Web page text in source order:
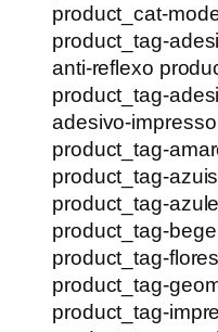
product_cat-
product_tag-
anti-reflexo
product_tag-
adesivo-
product_tag-
product_tag-
product_tag-
product_tag-
product_tag-
product_tag-
product_tag-